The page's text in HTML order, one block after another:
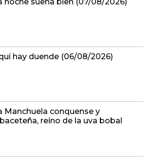
noche suena bien (07/08/2026)
hay duende (06/08/2026)
Manchuela conquense y
reino de la uva bobal